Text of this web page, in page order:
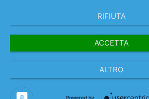
RIFIUTA
ACCETTA
ALTRO
Powered by